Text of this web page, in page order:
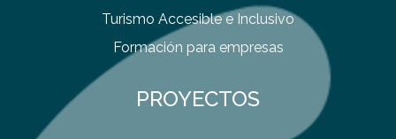
Turismo Accesible e Inclusivo
Formación para empresas
PROYECTOS